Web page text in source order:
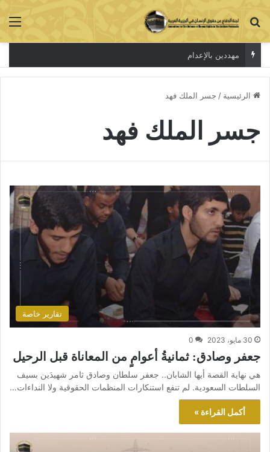
بحث عن
مهددين بالإعدام
الرئيسية / جسر الملك فهد
جسر الملك فهد
تقارير خاصة
30 مايو، 2023 0
جعفر وصادق: ثمانيةُ أعوامٍ من المعاناة قبل الرحيل
هي نهاية القصة أيها الشابان.. جعفر سلطان وصادق ثامر شهيدَين بسيف
السلطات السعودية. لم تنفع استنكارات المنظمات الحقوقية ولا النداءات…
أكمل القراءة »